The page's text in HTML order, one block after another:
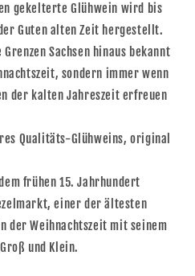
gekelterte Glühwein wird bis
Guten alten Zeit hergestellt.
Sachsen hinaus bekannt
sondern immer wenn
der kalten Jahreszeit erfreuen
Qualitäts-Glühweins, original
frühen 15. Jahrhundert
einer der ältesten
der Weihnachtszeit mit seinem
und Klein.